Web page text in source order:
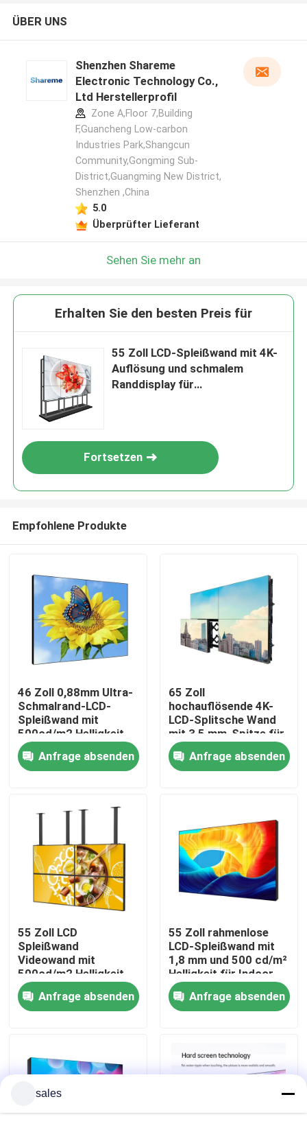
Haus
VR-Show
Über uns
Fabrik-Ausflug
Qualitätskontrolle
ÜBER UNS
Shenzhen Shareme
Electronic Technology Co.,
Ltd Herstellerprofil
Zone A,Floor 7,Building
F,Guancheng Low-carbon
Industries Park,Shangcun
Community,Gongming Sub-
District,Guangming New District,
Shenzhen ,China
5.0
Überprüfter Lieferant
Sehen Sie mehr an
Erhalten Sie den besten Preis für
55 Zoll LCD-Spleißwand mit 4K-
Auflösung und schmalem
Randdisplay für
Fortsetzen
Empfohlene Produkte
46 Zoll 0,88mm Ultra-
Schmalrand-LCD-
Spleißwand mit
500cd/m2 Helligkeit
und Wandmontage
Anfrage absenden
65 Zoll
hochauflösende 4K-
LCD-Splitsche Wand
mit 3,5 mm-Spitze für
Hochdefinitions-
Videowandbildschirme
Anfrage absenden
55 Zoll LCD
Spleißwand
Videowand mit
500cd/m2 Helligkeit
und 1920*1080
Auflösung für
Schaufenster
Anfrage absenden
55 Zoll rahmenlose
LCD-Spleißwand mit
1,8 mm und 500 cd/m²
Helligkeit für Indoor-
Videowände
Anfrage absenden
sales